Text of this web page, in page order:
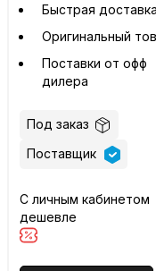
Быстрая доставка
Оригинальный
Поставки от офф
дилера
Под заказ
Поставщик
С личным кабинетом
дешевле